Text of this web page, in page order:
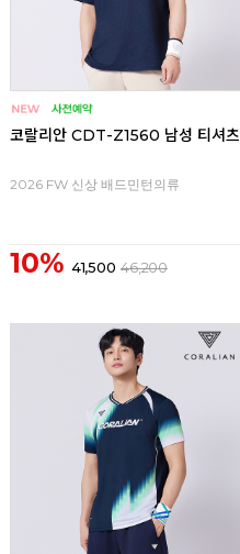
코랄리안 CDT-Z1560 남성 티셔츠
2026 FW 신상 배드민턴의류
10% 41,500 46,200